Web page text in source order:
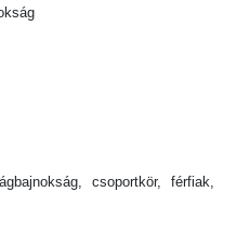
csoportkör, férfiak,